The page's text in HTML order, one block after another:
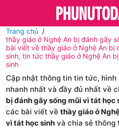
Trang chủ
thầy giáo ở Nghệ An bị đánh gãy
bài viết về thầy giáo ở Nghệ An bị
sinh, tin tức thầy giáo ở Nghệ An
sinh
Cập nhật thông tin tin tức, hình
nhanh nhất và đầy đủ nhất về
bị đánh gãy sống mũi vì tát học
các bài viết về thầy giáo ở
vì tát học sinh và chia sẻ thông